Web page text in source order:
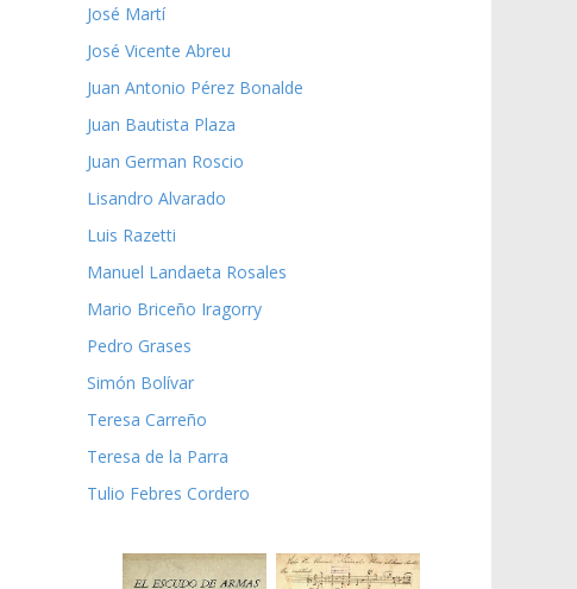
José Martí
José Vicente Abreu
Juan Antonio Pérez Bonalde
Juan Bautista Plaza
Juan German Roscio
Lisandro Alvarado
Luis Razetti
Manuel Landaeta Rosales
Mario Briceño Iragorry
Pedro Grases
Simón Bolívar
Teresa Carreño
Teresa de la Parra
Tulio Febres Cordero